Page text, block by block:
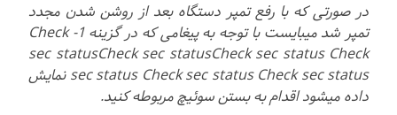
در صورتی که با رفع تمپر دستگاه بعد از روشن شدن مجدد
تمپر شد میبایست با توجه به پیغامی که در گزینه 1- Check
sec statusCheck sec statusCheck sec status Check
sec status Check sec status Check sec status نمایش
داده میشود اقدام به بستن سوئیچ مربوطه کنید.